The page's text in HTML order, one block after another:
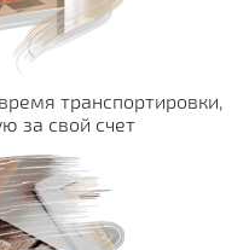
транспортировки,
за свой счет